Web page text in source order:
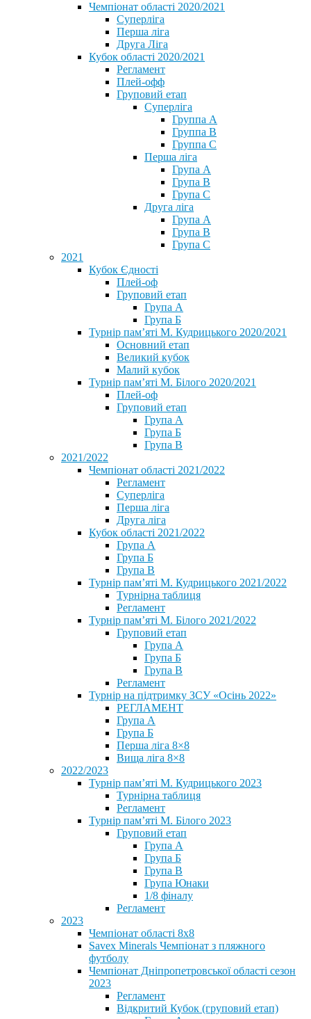
Чемпіонат області 2020/2021
Суперліга
Перша ліга
Друга Ліга
Кубок області 2020/2021
Регламент
Плей-офф
Груповий етап
Суперліга
Группа A
Группа B
Группа C
Перша ліга
Група A
Група B
Група C
Друга ліга
Група A
Група B
Група C
2021
Кубок Єдності
Плей-оф
Груповий етап
Група А
Група Б
Турнір пам’яті М. Кудрицького 2020/2021
Основний етап
Великий кубок
Малий кубок
Турнір пам’яті М. Білого 2020/2021
Плей-оф
Груповий етап
Група А
Група Б
Група В
2021/2022
Чемпіонат області 2021/2022
Регламент
Суперліга
Перша ліга
Друга ліга
Кубок області 2021/2022
Група А
Група Б
Група В
Турнір пам’яті М. Кудрицького 2021/2022
Турнірна таблиця
Регламент
Турнір пам’яті М. Білого 2021/2022
Груповий етап
Група А
Група Б
Група В
Регламент
Турнір на підтримку ЗСУ «Осінь 2022»
РЕГЛАМЕНТ
Група А
Група Б
Перша ліга 8×8
Вища ліга 8×8
2022/2023
Турнір пам’яті М. Кудрицького 2023
Турнірна таблиця
Регламент
Турнір пам’яті М. Білого 2023
Груповий етап
Група А
Група Б
Група В
Група Юнаки
1/8 фіналу
Регламент
2023
Чемпіонат області 8х8
Savex Minerals Чемпіонат з пляжного
футболу
Чемпіонат Дніпропетровської області сезон
2023
Регламент
Відкритий Кубок (груповий етап)